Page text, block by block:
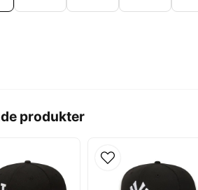
produkter